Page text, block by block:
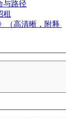
与路径
租
（高清晰，附释